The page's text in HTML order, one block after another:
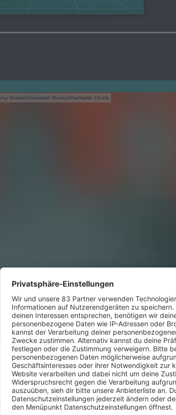
Music/Universal Music/Machado Cicala
80ER GEPRÄGT
in den
Künstlerinnen wieder,